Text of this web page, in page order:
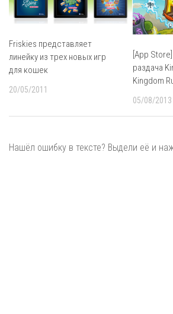
Friskies представляет
линейку из трех новых игр
для кошек
20/05/2011
[App
раздача
Kingdom
05/08/2013
Нашёл ошибку в тексте? Выдели её и